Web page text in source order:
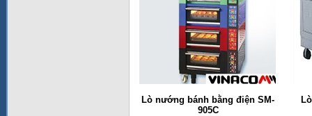
Lò nướng bánh bằng điện SM-
905C